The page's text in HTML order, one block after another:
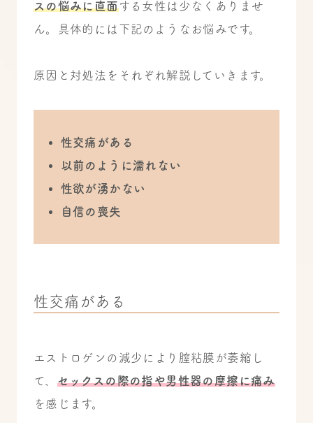
スの悩みに直面する女性は少なくありませ
ん。具体的には下記のようなお悩みです。
原因と対処法をそれぞれ解説していきます。
性交痛がある
以前のように濡れない
性欲が湧かない
自信の喪失
性交痛がある
エストロゲンの減少により膣粘膜が萎縮し
て、 セックスの際の指や男性器の摩擦に痛み
を感じます。